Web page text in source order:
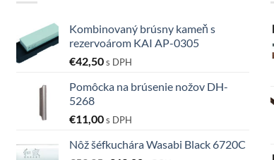
Kombinovaný brúsny kameň s
rezervoárom KAI AP-0305
€42,50s DPH
Pomôcka na brúsenie nožov DH-
5268
€11,00s DPH
Nôž šéfkuchára Wasabi Black 6720C